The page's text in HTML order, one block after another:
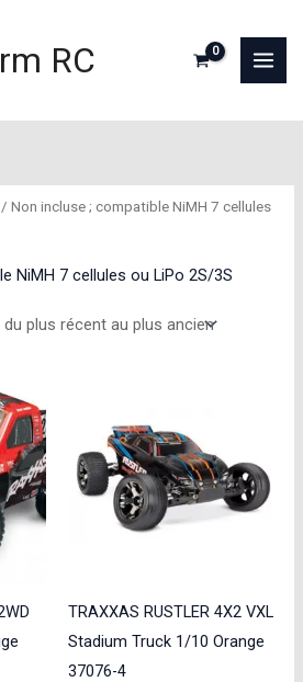
RC
Non incluse ; compatible NiMH 7 cellules
NiMH 7 cellules ou LiPo 2S/3S
TRAXXAS RUSTLER 4X2 VXL
Stadium Truck 1/10 Orange
37076-4